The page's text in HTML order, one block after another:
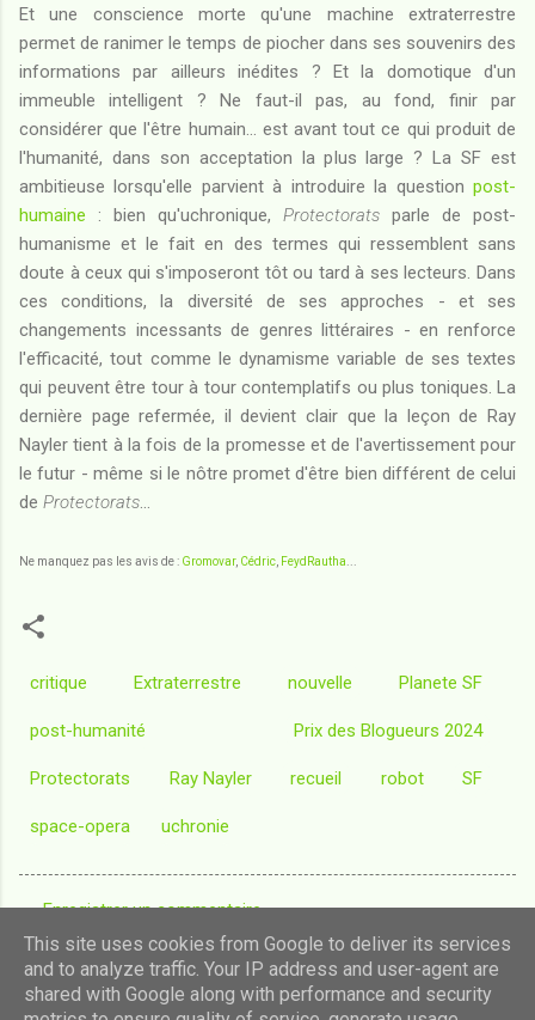
Et une conscience morte qu'une machine extraterrestre
permet de ranimer le temps de piocher dans ses souvenirs des
informations par ailleurs inédites ? Et la domotique d'un
immeuble intelligent ? Ne faut-il pas, au fond, finir par
considérer que l'être humain... est avant tout ce qui produit de
l'humanité, dans son acceptation la plus large ? La SF est
ambitieuse lorsqu'elle parvient à introduire la question post-
humaine : bien qu'uchronique, Protectorats parle de post-
humanisme et le fait en des termes qui ressemblent sans
doute à ceux qui s'imposeront tôt ou tard à ses lecteurs. Dans
ces conditions, la diversité de ses approches - et ses
changements incessants de genres littéraires - en renforce
l'efficacité, tout comme le dynamisme variable de ses textes
qui peuvent être tour à tour contemplatifs ou plus toniques. La
dernière page refermée, il devient clair que la leçon de Ray
Nayler tient à la fois de la promesse et de l'avertissement pour
le futur - même si le nôtre promet d'être bien différent de celui
de Protectorats
Ne manquez pas les avis de : Gromovar, Cédric FeydRautha
critique Extraterrestre nouvelle Planete SF
post-humanité Prix des Blogueurs 2024
Protectorats Ray Nayler recueil robot SF
space-opera uchronie
C
o
m
Enregistrer un commentaire
Fourni par Blogger
This site uses cookies from Google to deliver its services
and to analyze traffic. Your IP address and user-agent are
shared with Google along with performance and security